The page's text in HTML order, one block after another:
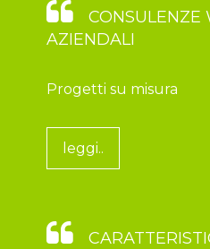
CONSULENZE
AZIENDALI
Progetti su misura
leggi..